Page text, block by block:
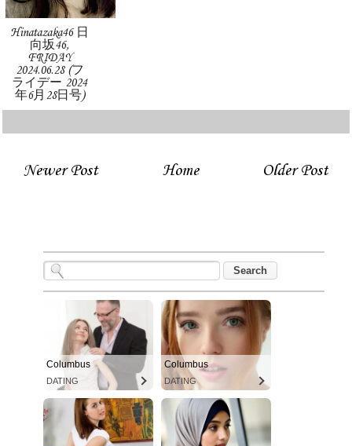
Hinatazaka46 日
向坂46,
FRIDAY
2024.06.28 (フ
ライデー 2024
年6月28日号)
Newer Post Older Post
Home
Columbus
DATING
Columbus
DATING